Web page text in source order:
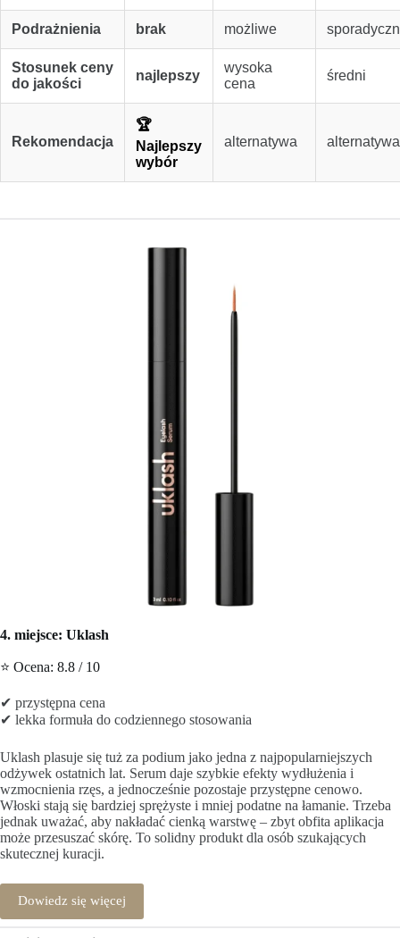
Podrażnienia brak możliwe
Stosunek ceny
do jakości
najlepszy
wysoka
cena
średni
Rekomendacja
🏆
Najlepszy
wybór
alternatywa alternatywa
4. miejsce: Uklash
⭐ Ocena: 8.8 / 10
✔ przystępna cena
✔ lekka formuła do codziennego stosowania
Uklash plasuje się tuż za podium jako jedna z najpopularniejszych
odżywek ostatnich lat. Serum daje szybkie efekty wydłużenia i
wzmocnienia rzęs, a jednocześnie pozostaje przystępne cenowo.
Włoski stają się bardziej sprężyste i mniej podatne na łamanie. Trzeba
jednak uważać, aby nakładać cienką warstwę – zbyt obfita aplikacja
może przesuszać skórę. To solidny produkt dla osób szukających
skutecznej kuracji.
Dowiedz się więcej